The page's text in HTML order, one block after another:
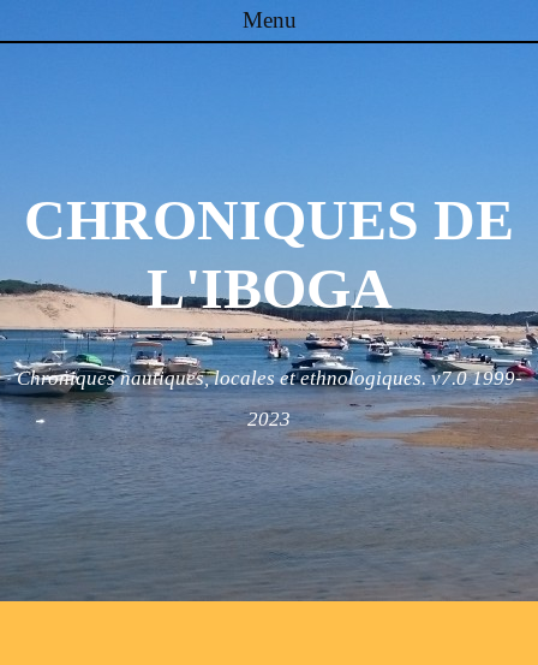
Menu
CHRONIQUES DE
L'IBOGA
Chroniques nautiques, locales et ethnologiques. v7.0 1999-
2023